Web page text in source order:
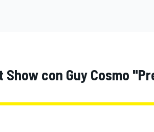
WRC
con Guy Cosmo